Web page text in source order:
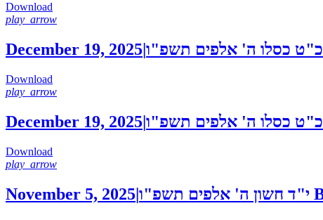
Download
play_arrow
December 19, 2025כ"ט כסלו ה' אלפים תשפ"ו
Download
play_arrow
December 19, 2025|כ"ט כסלו ה' אלפים תשפ"ו
Download
play_arrow
November 5, 2025|י"ד חשון ה' אלפים תשפ"ו